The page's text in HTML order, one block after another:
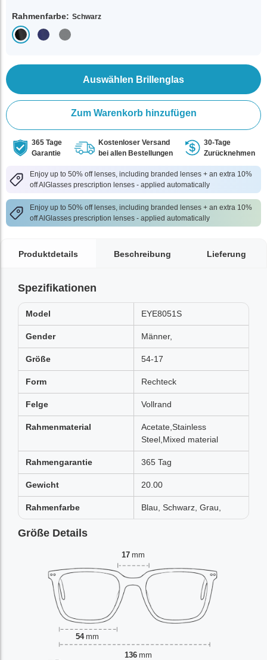
Rahmenfarbe: Schwarz
Auswählen Brillenglas
Zum Warenkorb hinzufügen
365 Tage
Garantie
Kostenloser Versand
bei allen Bestellungen
30-Tage
Zurücknehmen
Enjoy up to 50% off lenses, including branded lenses + an extra 10%
off AlGlasses prescription lenses - applied automatically
Enjoy up to 50% off lenses, including branded lenses + an extra 10%
off AlGlasses prescription lenses - applied automatically
Produktdetails Beschreibung Lieferung
Spezifikationen
Model EYE8051S
Gender Männer,
Größe 54-17
Form Rechteck
Felge Vollrand
Rahmenmaterial
Acetate,Stainless
Steel,Mixed material
Rahmengarantie 365 Tag
Gewicht 20.00
Rahmenfarbe Blau, Schwarz, Grau,
Größe Details
17 mm
54 mm
136 mm